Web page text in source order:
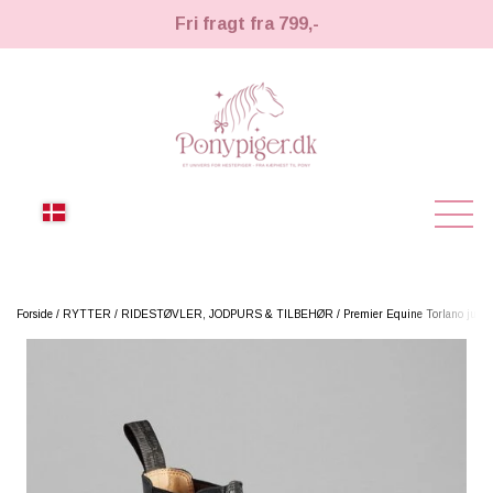
Fri fragt fra 799,-
NYHEDER
TIL HESTEPIGER
Forside RYTTER RIDESTØVLER, JODPURS & TILBEHØR Premier Equine Torlano